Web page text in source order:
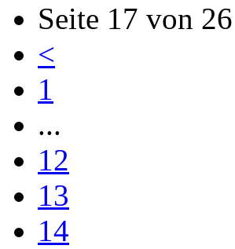
Seite 17 von 26
<
1
...
12
13
14